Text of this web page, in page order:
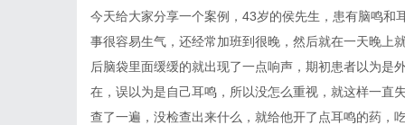
今天给大家分享一个案例，43岁的侯先生，患有脑鸣
事很容易生气，还经常加班到很晚，然后就在一天晚上
后脑袋里面缓缓的就出现了一点响声，期初患者以为是
在，误以为是自己耳鸣，所以没怎么重视，就这样一直
查了一遍，没检查出来什么，就给他开了点耳鸣的药，